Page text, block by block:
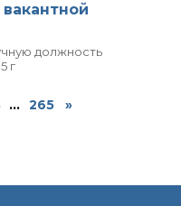
должность
г
... 265 »